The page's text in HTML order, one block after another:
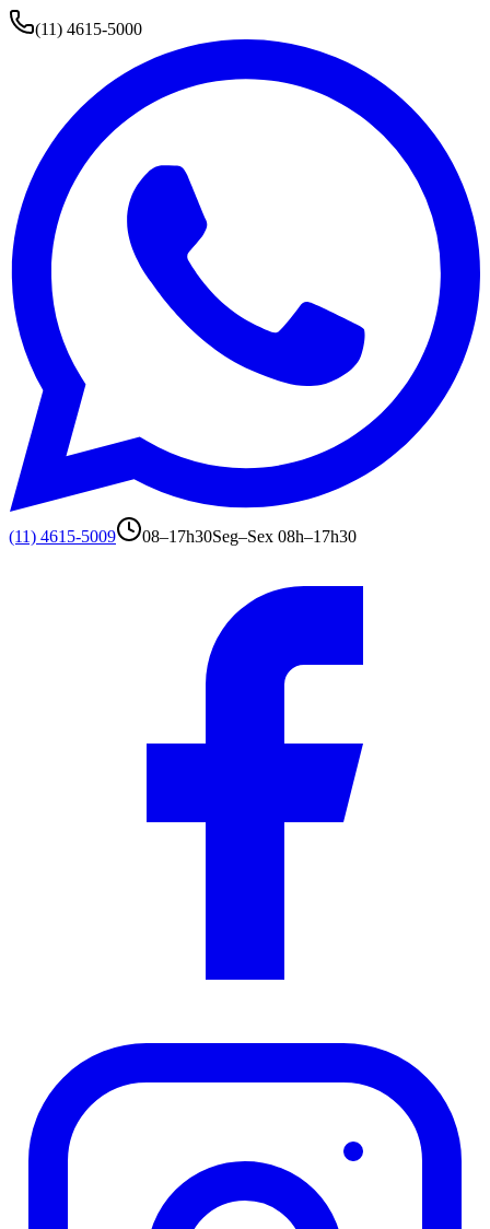
(11) 4615-5000
(11) 4615-5009 08–17h30Seg–Sex 08h–17h30